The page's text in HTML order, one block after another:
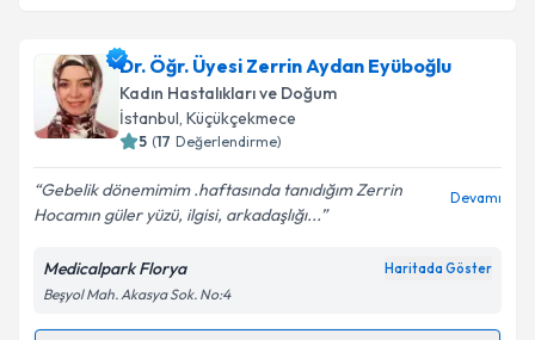
Op. Dr. Serkan Özkuliçin randevu takvimi talebi
oluşturun. Size bu uzmandan randevu almanız için bir
takvim hazırlandığında e-posta ile bilgilendireceğiz.
Kişisel verilerimin işlenmesine ilişkin
Aydınlatma
Metni'ni okudum ve kişisel verilerimin belirtilen
kapsamda işlenmesini kabul ediyorum.
Dr. Öğr. Üyesi Zerrin Aydan Eyüboğlu
Kadın Hastalıkları ve Doğum
İstanbul, Küçükçekmece
5 (17 Değerlendirme)
Gebelik dönemimim .haftasında tanıdığım Zerrin
Hocamın güler yüzü, ilgisi, arkadaşlığı...
Devamı
Medicalpark Florya Haritada Göster
Beşyol Mah. Akasya Sok. No:4